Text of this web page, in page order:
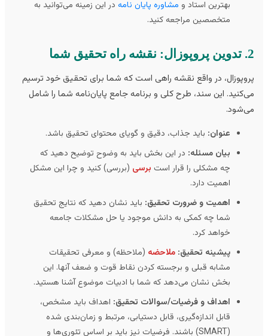
بهترین استاد ومشاوره پایان نامهدر این زمینه می‌توانید به
متخصصین مراجعه کنید.
در واقع نقشه راهی است که شما برای تحقیق خود ترسیم
این سند، طرح کلی و برنامه جامع پایان‌نامه شما را شامل
عنوان:باید جذاب، دقیق و گویای محتوای تحقیق باشد.
بیان مسئله:در این بخش باید به وضوح توضیح دهید که
چه مشکلی را قرار است برسی (بررسی) کنید و چرا این مشکل
اهمیت دارد.
اهمیت و ضرورت تحقیق:باید نشان دهید که نتایج تحقیق
شما چه کمکی به دانش موجود یا حل مشکلات جامعه
خواهد کرد.
پیشینه تحقیق:ملاحضه(ملاحظه) و معرفی تحقیقات
مشابه قبلی و برجسته کردن نقاط قوت و ضعف آنها. این
بخش نشان می‌دهد که شما با ادبیات موضوع آشنا هستید.
اهداف و فرضیات/سوالات تحقیق:اهداف باید مشخص،
قابل اندازه‌گیری، قابل دستیابی، مرتبط و زمان‌بندی شده
(SMART) باشند. فرضیات نیز باید بر اساس تئوری‌ها و